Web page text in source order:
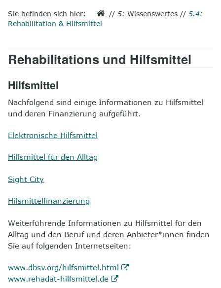
2
Aktuelles
3
Wir über uns
4
Unsere Leistungen
6
Unterstützen
7
Presse
8
Kontakt
Sie befinden sich hier: //5:Wissenswertes //5.4:
Rehabilitation & Hilfsmittel
Rehabilitations und Hilfsmittel
Hilfsmittel
Nachfolgend sind einige Informationen zu Hilfsmittel
und deren Finanzierung aufgeführt.
Elektronische Hilfsmittel
Hilfsmittel für den Alltag
Sight City
Hifsmittelfinanzierung
Weiterführende Informationen zu Hilfsmittel für den
Alltag und den Beruf und deren Anbieter*innen finden
Sie auf folgenden Internetseiten:
www.dbsv.org/hilfsmittel.html
www.rehadat-hilfsmittel.de